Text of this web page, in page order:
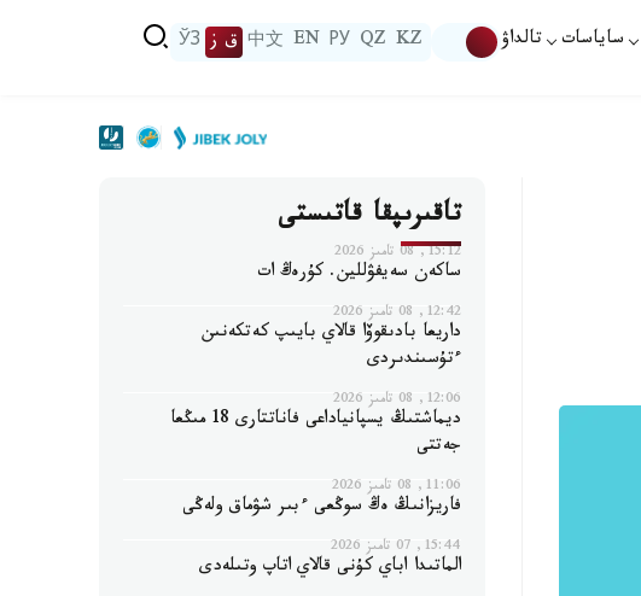
ساياسات تالداۋ KZ
QZ
РУ
EN
中文 ق ز ЎЗ
تاقىرىپقا قاتىستى
15:12, 08 تامىز 2026
ساكەن سەيفۋللين. كۇرەڭ ات
12:42, 08 تامىز 2026
داريعا بادىقوۆا قالاي بايىپ كەتكەنىن
ءتۇسىندىردى
12:06, 08 تامىز 2026
ديماشتىڭ يسپانياداعى فاناتتارى 18 مىڭعا
جەتتى
11:06, 08 تامىز 2026
فاريزانىڭ ەڭ سوڭعى ءبىر شۋماق ولەڭى
15:44, 07 تامىز 2026
الماتىدا اباي كۇنى قالاي اتاپ وتىلەدى